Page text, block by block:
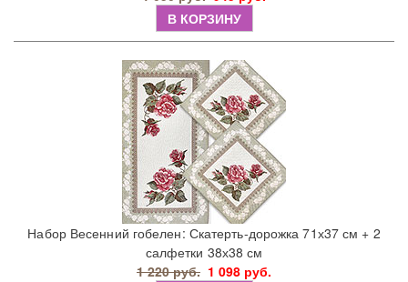
В КОРЗИНУ
Набор Весенний гобелен: Скатерть-дорожка 71х37 см + 2
салфетки 38х38 см
1 220 руб. 1 098 руб.